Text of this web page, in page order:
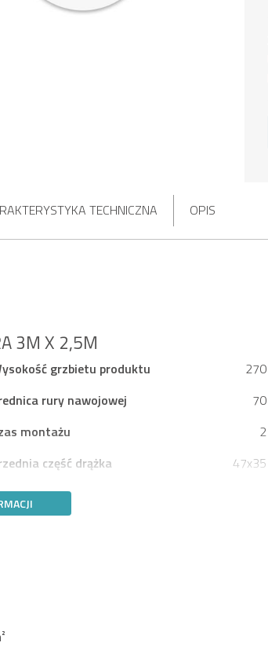
TECHNICZNA OPIS
3M X 2,5M
grzbietu produktu
270
rury nawojowej
70
montażu
2
część drążka 47x35